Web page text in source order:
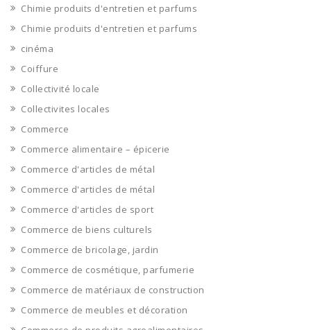
Chimie produits d'entretien et parfums
Chimie produits d'entretien et parfums
cinéma
Coiffure
Collectivité locale
Collectivites locales
Commerce
Commerce alimentaire – épicerie
Commerce d'articles de métal
Commerce d'articles de métal
Commerce d'articles de sport
Commerce de biens culturels
Commerce de bricolage, jardin
Commerce de cosmétique, parfumerie
Commerce de matériaux de construction
Commerce de meubles et décoration